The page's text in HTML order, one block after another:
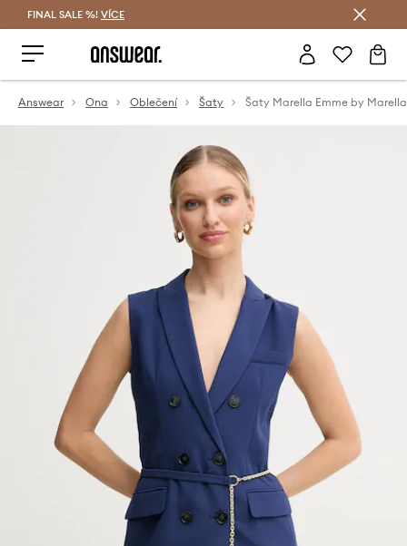
FINAL SALE %! VÍCE
Answear Ona Oblečení Šaty Šaty Marella Emme by Marella